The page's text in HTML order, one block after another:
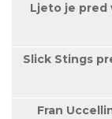
Ljeto je pred
Slick Stings
Fran